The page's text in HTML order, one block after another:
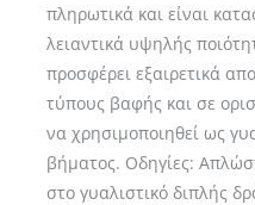
πληρωτικά και είναι
λειαντικά υψηλής
προσφέρει εξαιρετικά
τύπους βαφής και σε
να χρησιμοποιηθεί ως
βήματος. Οδηγίες:
στο γυαλιστικό διπλής